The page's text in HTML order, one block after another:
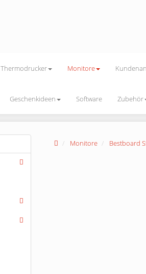
Thermodrucker Monitore
Geschenkideen Software Zubehör
Monitore Bestboard